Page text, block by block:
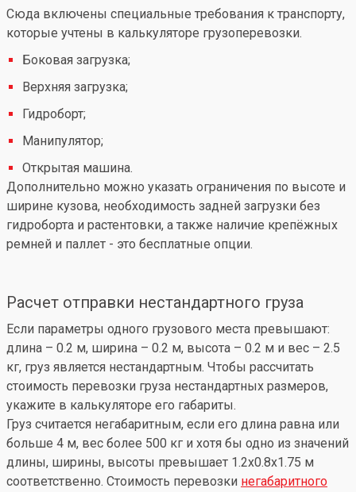
Сюда включены специальные требования к транспорту,
которые учтены в калькуляторе грузоперевозки.
Боковая загрузка;
Верхняя загрузка;
Гидроборт;
Манипулятор;
Открытая машина.
Дополнительно можно указать ограничения по высоте и
ширине кузова, необходимость задней загрузки без
гидроборта и растентовки, а также наличие крепёжных
ремней и паллет - это бесплатные опции.
Расчет отправки нестандартного груза
Если параметры одного грузового места превышают:
длина – 0.2 м, ширина – 0.2 м, высота – 0.2 м и вес – 2.5
кг, груз является нестандартным. Чтобы рассчитать
стоимость перевозки груза нестандартных размеров,
укажите в калькуляторе его габариты.
Груз считается негабаритным, если его длина равна или
больше 4 м, вес более 500 кг и хотя бы одно из значений
длины, ширины, высоты превышает 1.2x0.8x1.75 м
соответственно. Стоимость перевозки негабаритного